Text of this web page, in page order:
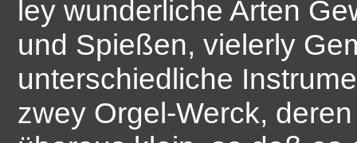
ley wunderliche Arten
und Spießen, vielerly
unterschiedliche
zwey Orgel-Werck,